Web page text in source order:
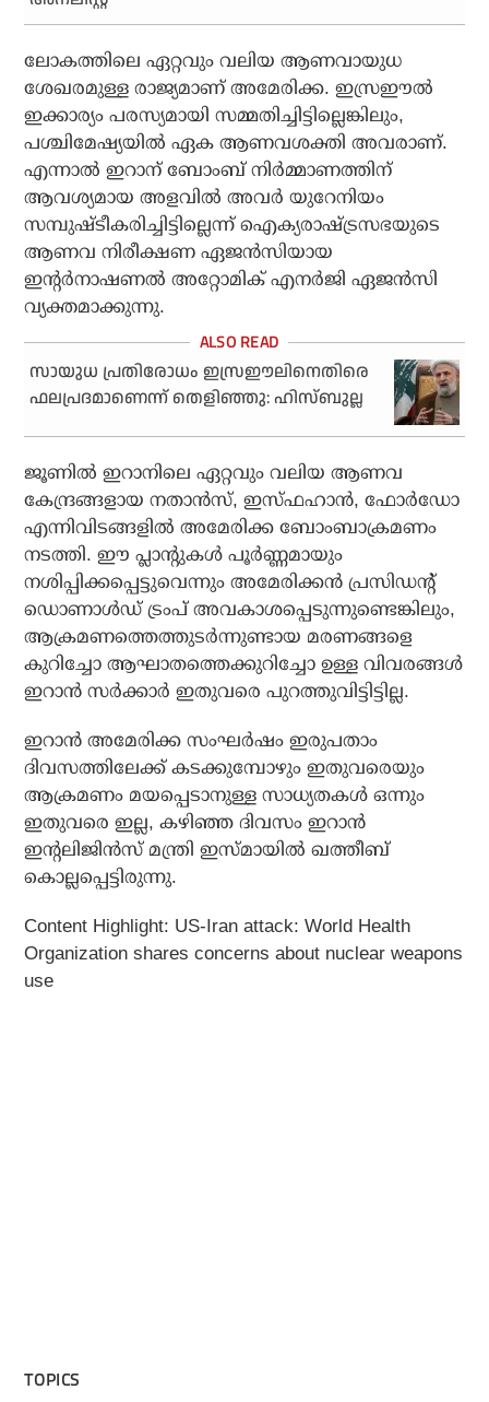
ലോകത്തിലെ ഏറ്റവും വലിയ ആണവായുധ
ശേഖരമുള്ള രാജ്യമാണ് അമേരിക്ക. ഇസ്രഈൽ
ഇക്കാര്യം പരസ്യമായി സമ്മതിച്ചിട്ടില്ലെങ്കിലും,
പശ്ചിമേഷ്യയിൽ ഏക ആണവശക്തി അവരാണ്.
എന്നാൽ ഇറാന് ബോംബ് നിർമ്മാണത്തിന്
ആവശ്യമായ അളവിൽ അവർ യുറേനിയം
സമ്പുഷ്ടീകരിച്ചിട്ടില്ലെന്ന് ഐക്യരാഷ്ട്രസഭയുടെ
ആണവ നിരീക്ഷണ ഏജൻസിയായ
ഇന്റർനാഷണൽ അറ്റോമിക് എനർജി ഏജൻസി
വ്യക്തമാക്കുന്നു.
സായുധ പ്രതിരോധം ഇസ്രഈലിനെതിരെ
ഫലപ്രദമാണെന്ന് തെളിഞ്ഞു: ഹിസ്ബുല്ല
ജൂണിൽ ഇറാനിലെ ഏറ്റവും വലിയ ആണവ
കേന്ദ്രങ്ങളായ നതാൻസ്, ഇസ്‌ഫഹാൻ, ഫോർഡോ
എന്നിവിടങ്ങളിൽ അമേരിക്ക ബോംബാക്രമണം
നടത്തി. ഈ പ്ലാന്റുകൾ പൂർണ്ണമായും
നശിപ്പിക്കപ്പെട്ടുവെന്നും അമേരിക്കൻ പ്രസിഡന്റ്
ഡൊണാൾഡ് ട്രംപ് അവകാശപ്പെടുന്നുണ്ടെങ്കിലും,
ആക്രമണത്തെത്തുടർന്നുണ്ടായ മരണങ്ങളെ
കുറിച്ചോ ആഘാതത്തെക്കുറിച്ചോ ഉള്ള വിവരങ്ങൾ
ഇറാൻ സർക്കാർ ഇതുവരെ പുറത്തുവിട്ടിട്ടില്ല.
ഇറാൻ അമേരിക്ക സംഘർഷം ഇരുപതാം
ദിവസത്തിലേക്ക് കടക്കുമ്പോഴും ഇതുവരെയും
ആക്രമണം മയപ്പെടാനുള്ള സാധ്യതകൾ ഒന്നും
ഇതുവരെ ഇല്ല, കഴിഞ്ഞ ദിവസം ഇറാൻ
ഇന്റലിജിൻസ് മന്ത്രി ഇസ്മായിൽ ഖത്തീബ്
കൊല്ലപ്പെട്ടിരുന്നു.
Content Highlight: US-Iran attack: World Health
Organization shares concerns about nuclear weapons
use
TOPICS